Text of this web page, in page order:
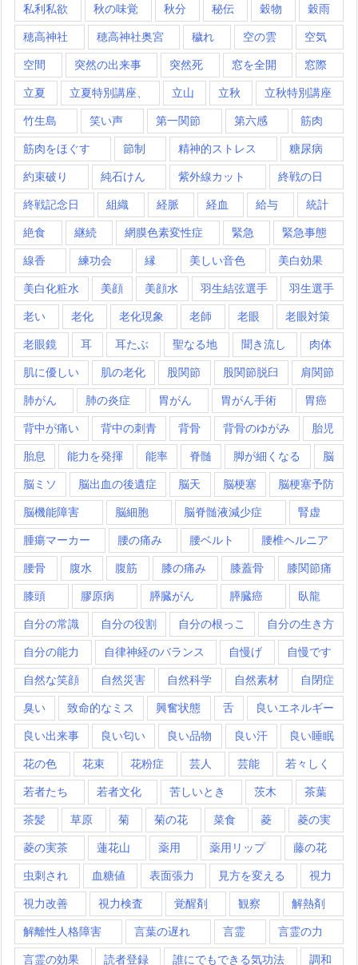
私利私欲 秋の味覚 秋分 秘伝 穀物 穀雨
穂高神社 穂高神社奥宮 穢れ 空の雲 空気
空間 突然の出来事 突然死 窓を全開 窓際
立夏 立夏特別講座、 立山 立秋 立秋特別講座
竹生島 笑い声 第一関節 第六感 筋肉
筋肉をほぐす 節制 精神的ストレス 糖尿病
約束破り 純石けん 紫外線カット 終戦の日
終戦記念日 組織 経脈 経血 給与 統計
絶食 継続 網膜色素変性症 緊急 緊急事態
線香 練功会 縁 美しい音色 美白効果
美白化粧水 美顔 美顔水 羽生結弦選手 羽生選手
老い 老化 老化現象 老師 老眼 老眼対策
老眼鏡 耳 耳たぶ 聖なる地 聞き流し 肉体
肌に優しい 肌の老化 股関節 股関節脱臼 肩関節
肺がん 肺の炎症 胃がん 胃がん手術 胃癌
背中が痛い 背中の刺青 背骨 背骨のゆがみ 胎児
胎息 能力を発揮 能率 脊髄 脚が細くなる 脳
脳ミソ 脳出血の後遺症 脳天 脳梗塞 脳梗塞予防
脳機能障害 脳細胞 脳脊髄液減少症 腎虚
腫瘍マーカー 腰の痛み 腰ベルト 腰椎ヘルニア
腰骨 腹水 腹筋 膝の痛み 膝蓋骨 膝関節痛
膝頭 膠原病 膵臓がん 膵臓癌 臥龍
自分の常識 自分の役割 自分の根っこ 自分の生き方
自分の能力 自律神経のバランス 自慢げ 自慢です
自然な笑顔 自然災害 自然科学 自然素材 自閉症
臭い 致命的なミス 興奮状態 舌 良いエネルギー
良い出来事 良い匂い 良い品物 良い汗 良い睡眠
花の色 花束 花粉症 芸人 芸能 若々しく
若者たち 若者文化 苦しいとき 茨木 茶葉
茶髪 草原 菊 菊の花 菜食 菱 菱の実
菱の実茶 蓮花山 薬用 薬用リップ 藤の花
虫刺され 血糖値 表面張力 見方を変える 視力
視力改善 視力検査 覚醒剤 観察 解熱剤
解離性人格障害 言葉の遅れ 言霊 言霊の力
言霊の効果 読者登録 誰にでもできる気功法 調和